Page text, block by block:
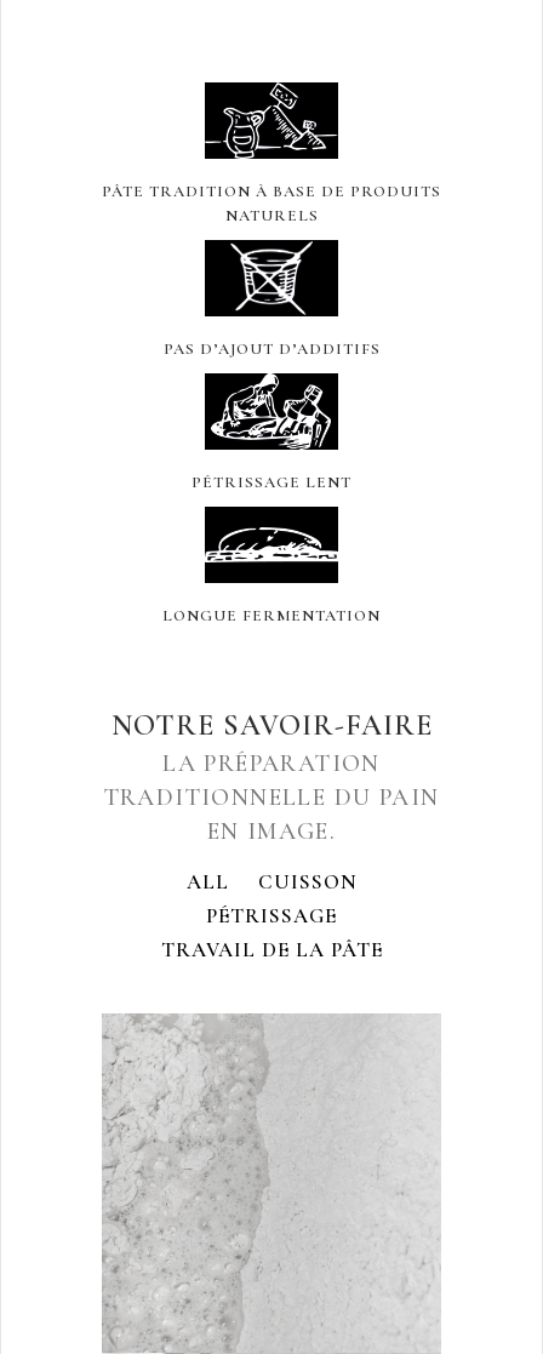
PÂTE TRADITION À BASE DE PRODUITS
NATURELS
PAS D’AJOUT D’ADDITIFS
PÉTRISSAGE LENT
LONGUE FERMENTATION
NOTRE SAVOIR-FAIRE
LA PRÉPARATION
TRADITIONNELLE DU PAIN
EN IMAGE.
ALL
CUISSON
PÉTRISSAGE
TRAVAIL DE LA PÂTE
COULÉE
Pétrissage
ZOOM